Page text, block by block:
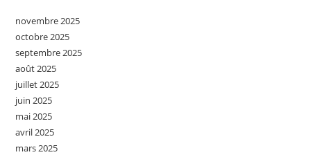
novembre 2025
octobre 2025
septembre 2025
août 2025
juillet 2025
juin 2025
mai 2025
avril 2025
mars 2025